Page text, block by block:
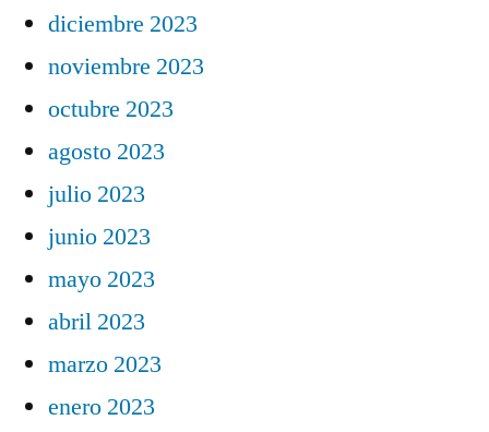
diciembre 2023
noviembre 2023
octubre 2023
agosto 2023
julio 2023
junio 2023
mayo 2023
abril 2023
marzo 2023
enero 2023